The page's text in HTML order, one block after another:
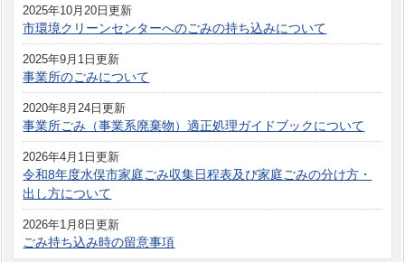
2025年10月20日更新
市環境クリーンセンターへのごみの持ち込みについて
2025年9月1日更新
事業所のごみについて
2020年8月24日更新
事業所ごみ（事業系廃棄物）適正処理ガイドブックについて
2026年4月1日更新
令和8年度水俣市家庭ごみ収集日程表及び家庭ごみの分け方・
出し方について
2026年1月8日更新
ごみ持ち込み時の留意事項